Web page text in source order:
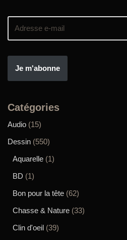
Je m'abonne
Catégories
Audio (15)
Dessin (550)
Aquarelle (1)
BD (1)
Bon pour la tête (62)
Chasse & Nature (33)
Clin d'oeil (39)